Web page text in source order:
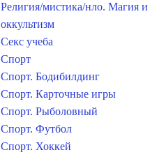
Религия/мистика/нло. Магия и
оккультизм
Секс учеба
Спорт
Спорт. Бодибилдинг
Спорт. Карточные игры
Спорт. Рыболовный
Спорт. Футбол
Спорт. Хоккей